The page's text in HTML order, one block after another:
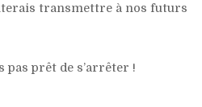
transmettre à nos futurs
pas prêt de s’arrêter !